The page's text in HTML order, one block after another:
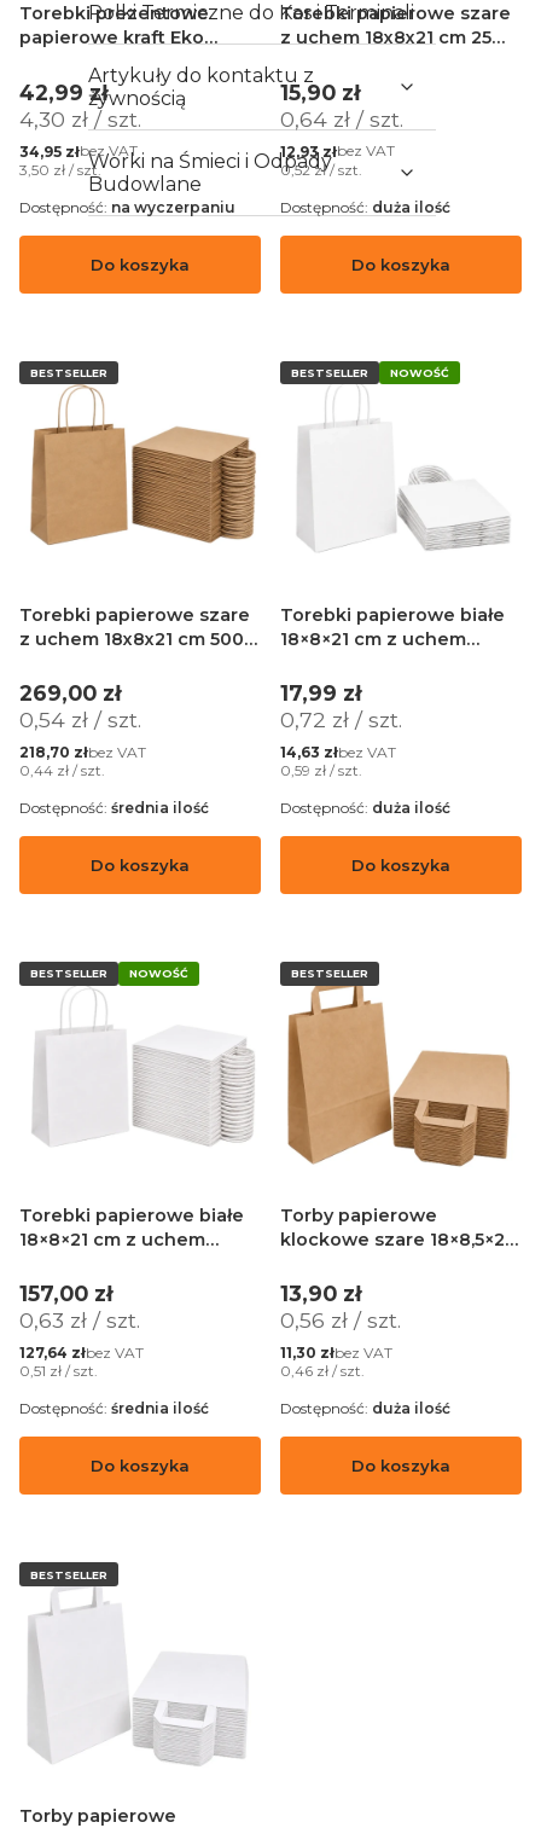
Rolki Termiczne do Kas i Terminali
Artykuły do kontaktu z
żywnością
Worki na Śmieci i Odpady
Budowlane
Torebki prezentowe
papierowe kraft Eko
premium w róże - 10 sztuk
Cena
42,99 zł
Cena jednostkowa
4,30 zł / szt.
Cena
34,95 złbez VAT
Cena jednostkowa
3,50 zł / szt.
Do koszyka
Dostępność: na wyczerpaniu
Torebki papierowe szare
z uchem 18x8x21 cm 25
Cena
15,90 zł
Cena jednostkowa
0,64 zł / szt.
Cena
12,93 złbez VAT
Cena jednostkowa
0,52 zł / szt.
Do koszyka
Dostępność: duża ilość
BESTSELLER
Torebki papierowe szare
z uchem 18x8x21 cm 500
Cena
269,00 zł
Cena jednostkowa
0,54 zł / szt.
Cena
218,70 złbez VAT
Cena jednostkowa
0,44 zł / szt.
Do koszyka
Dostępność: średnia ilość
BESTSELLER NOWOŚĆ
Torebki papierowe białe
18×8×21 cm z uchem
Cena
17,99 zł
Cena jednostkowa
0,72 zł / szt.
Cena
14,63 złbez VAT
Cena jednostkowa
0,59 zł / szt.
Do koszyka
Dostępność: duża ilość
BESTSELLER NOWOŚĆ
Torebki papierowe białe
18×8×21 cm z uchem
Cena
157,00 zł
Cena jednostkowa
0,63 zł / szt.
Cena
127,64 złbez VAT
Cena jednostkowa
0,51 zł / szt.
Do koszyka
Dostępność: średnia ilość
BESTSELLER
Torby papierowe
klockowe szare 18×8,5×23
sztuk
Cena
13,90 zł
Cena jednostkowa
0,56 zł / szt.
Cena
11,30 złbez VAT
Cena jednostkowa
0,46 zł / szt.
Do koszyka
Dostępność: duża ilość
BESTSELLER
Torby papierowe